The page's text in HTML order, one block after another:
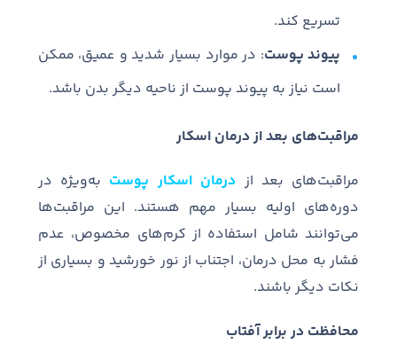
تسریع کند.
پیوند پوست: در موارد بسیار شدید و عمیق، ممکن
است نیاز به پیوند پوست از ناحیه دیگر بدن باشد.
مراقبت‌های بعد از درمان اسکار
مراقبت‌های بعد از درمان اسکار پوست به‌ویژه در
دوره‌های اولیه بسیار مهم هستند. این مراقبت‌ها
می‌توانند شامل استفاده از کرم‌های مخصوص، عدم
فشار به محل درمان، اجتناب از نور خورشید و بسیاری از
نکات دیگر باشند.
محافظت در برابر آفتاب